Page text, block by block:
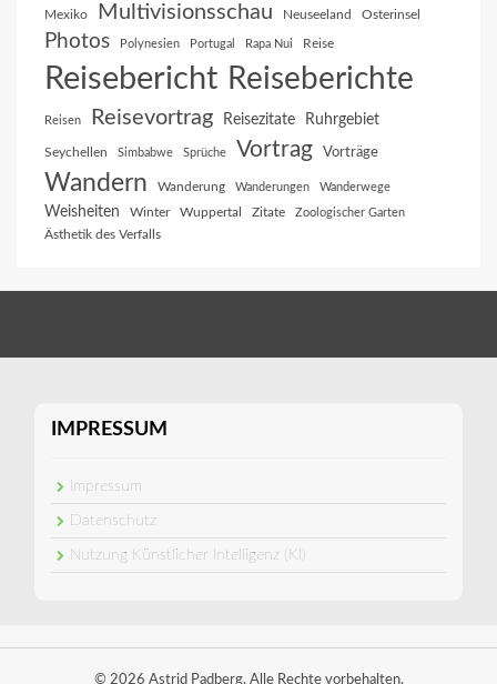
Mexiko Multivisionsschau Neuseeland Osterinsel
Photos Polynesien Portugal Rapa Nui Reise
Reisebericht Reiseberichte
Reisen Reisevortrag Reisezitate Ruhrgebiet
Seychellen Simbabwe Sprüche Vortrag Vorträge
Wandern Wanderung Wanderungen Wanderwege
Weisheiten Winter Wuppertal Zitate Zoologischer Garten
Ästhetik des Verfalls
IMPRESSUM
Impressum
Datenschutz
Nutzung Künstlicher Intelligenz (KI)
© 2026 Astrid Padberg. Alle Rechte vorbehalten.